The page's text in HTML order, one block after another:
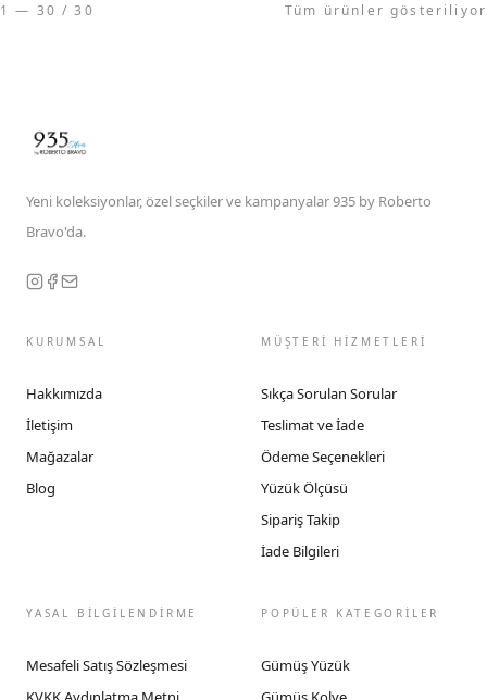
1 — 30 / 30 Tüm ürünler gösteriliyor
Yeni koleksiyonlar, özel seçkiler ve kampanyalar 935 by Roberto
Bravo'da.
KURUMSAL
Hakkımızda
İletişim
Mağazalar
Blog
MÜŞTERİ HİZMETLERİ
Sıkça Sorulan Sorular
Teslimat ve İade
Ödeme Seçenekleri
Yüzük Ölçüsü
Sipariş Takip
İade Bilgileri
YASAL BİLGİLENDİRME
Mesafeli Satış Sözleşmesi
POPÜLER KATEGORİLER
Gümüş Yüzük